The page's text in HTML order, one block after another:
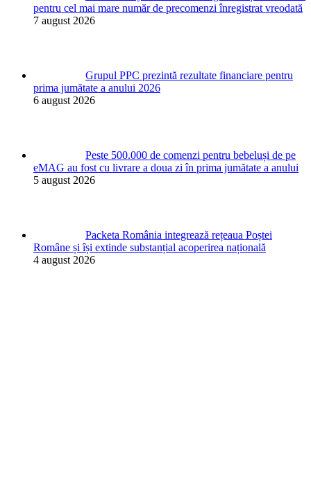
pentru cel mai mare număr de precomenzi înregistrat vreodată
7 august 2026
Grupul PPC prezintă rezultate financiare pentru
prima jumătate a anului 2026
6 august 2026
Peste 500.000 de comenzi pentru bebeluși de pe
eMAG au fost cu livrare a doua zi în prima jumătate a anului
5 august 2026
Packeta România integrează rețeaua Poștei
Române și își extinde substanțial acoperirea națională
4 august 2026